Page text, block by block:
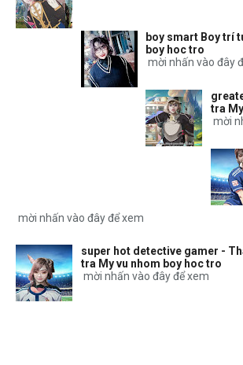
boy smart Boy trí
boy hoc tro
mời nhấn vào đây
tra
mời
mời nhấn vào đây để xem
super hot detective gamer -
tra My vu nhom boy hoc tro
mời nhấn vào đây để xem